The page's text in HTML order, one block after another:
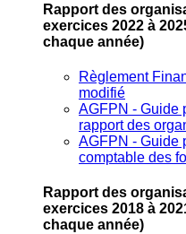
Rapport des
exercices 2022 à
chaque année)
Règlement
modifié
AGFPN ‐ Guide
rapport des
AGFPN ‐ Guide
comptable des
Rapport des
exercices 2018 à
chaque année)